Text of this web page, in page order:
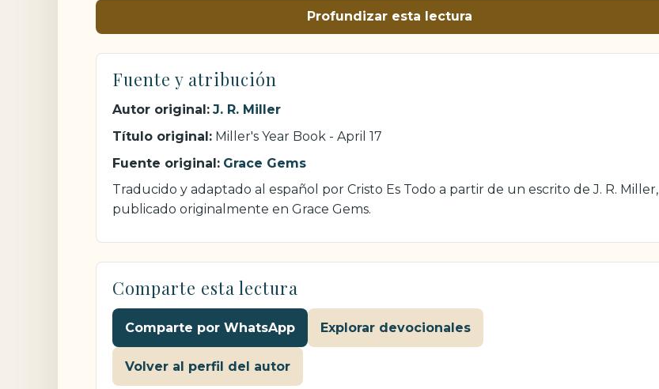
Profundizar esta lectura
Fuente y atribución
Autor original: J. R. Miller
Título original: Miller's Year Book - April 17
Fuente original: Grace Gems
Traducido y adaptado al español por Cristo Es Todo a partir de un escrito de J. R. Miller,
publicado originalmente en Grace Gems.
Comparte esta lectura
Comparte por WhatsApp Explorar devocionales
Volver al perfil del autor